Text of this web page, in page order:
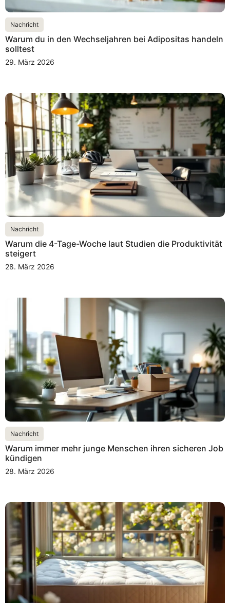
Nachricht
Warum du in den Wechseljahren bei Adipositas handeln
solltest
29. März 2026
Nachricht
Warum die 4-Tage-Woche laut Studien die Produktivität
steigert
28. März 2026
Nachricht
Warum immer mehr junge Menschen ihren sicheren Job
kündigen
28. März 2026